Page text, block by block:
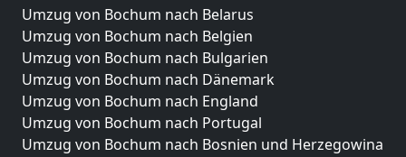
Umzug von Bochum nach Belarus
Umzug von Bochum nach Belgien
Umzug von Bochum nach Bulgarien
Umzug von Bochum nach Dänemark
Umzug von Bochum nach England
Umzug von Bochum nach Portugal
Umzug von Bochum nach Bosnien und Herzegowina